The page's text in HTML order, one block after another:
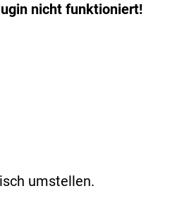
nicht funktioniert!
umstellen.